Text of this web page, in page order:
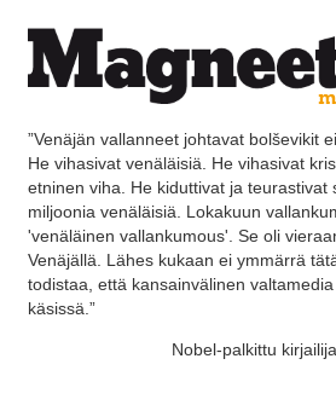
”Venäjän vallanneet johtavat bolševikit
He vihasivat venäläisiä. He vihasivat
etninen viha. He kiduttivat ja teurastivat
miljoonia venäläisiä. Lokakuun
'venäläinen vallankumous'. Se oli
Venäjällä. Lähes kukaan ei ymmärrä
todistaa, että kansainvälinen
käsissä.”
Nobel-palkittu